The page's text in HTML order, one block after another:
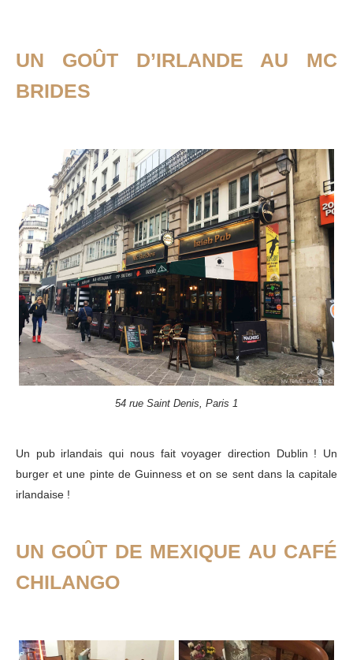
UN GOÛT D’IRLANDE AU MC
BRIDES
54 rue Saint Denis, Paris 1
Un pub irlandais qui nous fait voyager direction Dublin ! Un
burger et une pinte de Guinness et on se sent dans la capitale
irlandaise !
UN GOÛT DE MEXIQUE AU CAFÉ
CHILANGO